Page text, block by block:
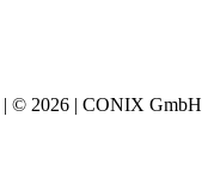
| © 2026 | CONIX GmbH